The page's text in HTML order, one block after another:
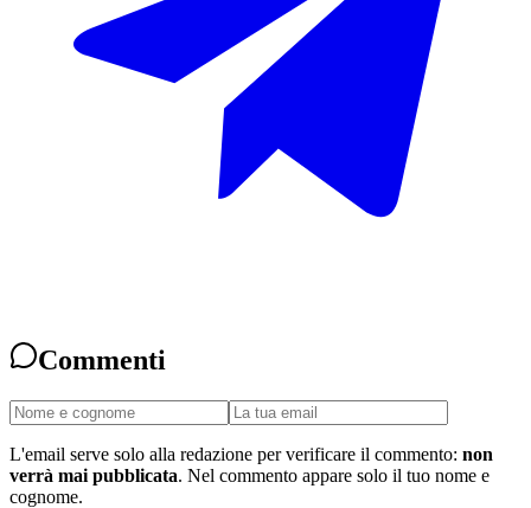
Commenti
L'email serve solo alla redazione per verificare il commento: non
verrà mai pubblicata. Nel commento appare solo il tuo nome e
cognome.